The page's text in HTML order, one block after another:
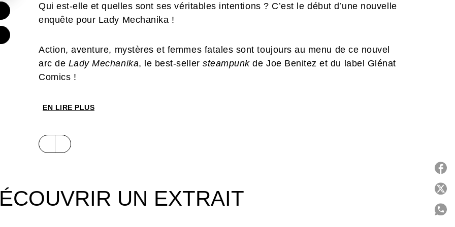
Qui est-elle et quelles sont ses véritables intentions ? C’est le début d’une nouvelle
enquête pour Lady Mechanika !
Action, aventure, mystères et femmes fatales sont toujours au menu de ce nouvel
arc de Lady Mechanika, le best-sellersteampunkde Joe Benitez et du label Glénat
Comics !
EN LIRE PLUS
UN EXTRAIT